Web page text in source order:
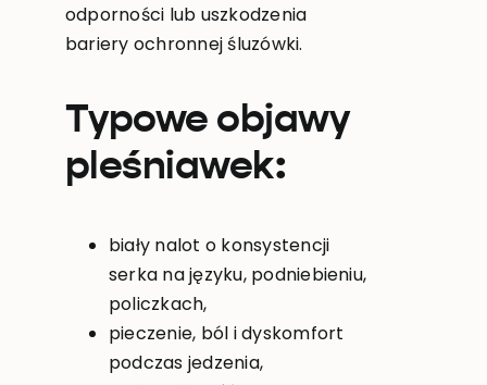
odporności lub uszkodzenia
bariery ochronnej śluzówki.
Typowe objawy
pleśniawek:
biały nalot o konsystencji
serka na języku, podniebieniu,
policzkach,
pieczenie, ból i dyskomfort
podczas jedzenia,